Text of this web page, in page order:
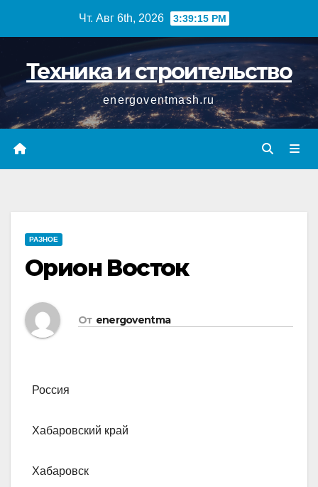
Чт. Авг 6th, 2026 3:39:16 PM
Техника и строительство
energoventmash.ru
РАЗНОЕ
Орион Восток
От energoventma
Россия
Хабаровский край
Хабаровск